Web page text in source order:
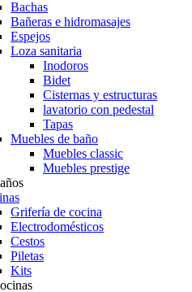
Bachas
Bañeras e hidromasajes
Espejos
Loza sanitaria
Inodoros
Bidet
Cisternas y estructuras
lavatorio con pedestal
Tapas
Muebles de baño
Muebles classic
Muebles prestige
Grifería de cocina
Electrodomésticos
Cestos
Piletas
Kits